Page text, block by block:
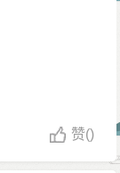
赞()